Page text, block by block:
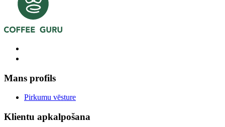
Mans profils
Pirkumu vēsture
Klientu apkalpošana